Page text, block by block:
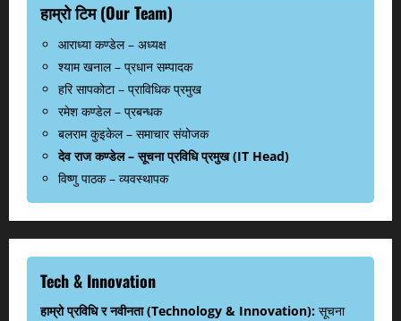
हाम्रो टिम (Our Team)
आराध्या कण्डेल – अध्यक्ष
श्याम खनाल – प्रधान सम्पादक
हरि सापकोटा – प्राविधिक प्रमुख
रमेश कण्डेल – प्रबन्धक
बलराम कुइकेल – समाचार संयोजक
देव राज कण्डेल – सूचना प्रविधि प्रमुख (IT Head)
विष्णु पाठक – व्यवस्थापक
Tech & Innovation
हाम्रो प्रविधि र नवीनता (Technology & Innovation): सूचना